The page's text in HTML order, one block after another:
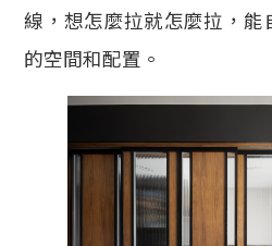
線，想怎麼拉就怎麼拉，
的空間和配置。